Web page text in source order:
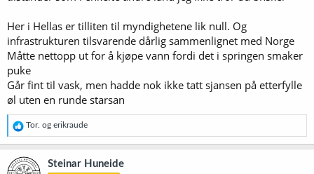
Her i Hellas er tilliten til myndighetene lik null. Og
infrastrukturen tilsvarende dårlig sammenlignet med Norge
Måtte nettopp ut for å kjøpe vann fordi det i springen smaker
puke
Går fint til vask, men hadde nok ikke tatt sjansen på etterfylle
øl uten en runde starsan
R
e
a
k
s
Tor. og erikraude
Steinar Huneide